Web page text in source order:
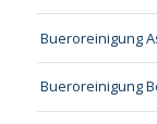
Bueroreinigung
Bueroreinigung